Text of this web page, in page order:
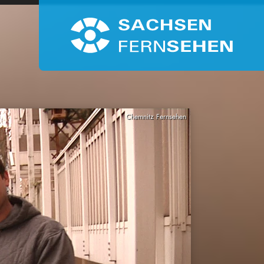
Chemnitz Fernsehen